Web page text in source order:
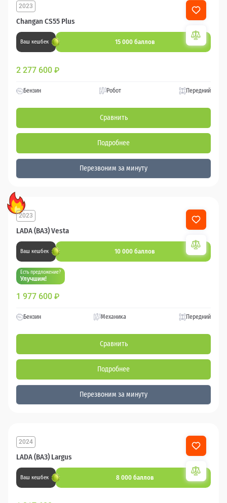
Changan CS55 Plus
2023
Ваш кешбек 15 000 баллов
2 277 600 ₽
Бензин Робот Передний
Сравнить
Подробнее
Перезвоним за минуту
LADA (ВАЗ) Vesta
2023
Ваш кешбек 10 000 баллов
Есть предложение?
Улучшим!
1 977 600 ₽
Бензин Механика Передний
Сравнить
Подробнее
Перезвоним за минуту
LADA (ВАЗ) Largus
2024
Ваш кешбек 8 000 баллов